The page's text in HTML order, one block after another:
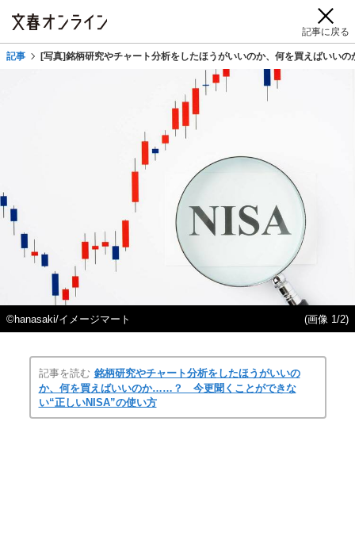
記事に戻る
記事 [写真]銘柄研究やチャート分析をしたほうがいいのか、何を買えばい
©hanasaki/イメージマート (画像 1/2)
記事を読む 銘柄研究やチャート分析をしたほうがいいの
か、何を買えばいいのか……？ 今更聞くことができな
い“正しいNISA”の使い方